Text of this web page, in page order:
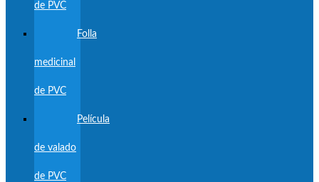
de PVC
Folla
medicinal
de PVC
Película
de valado
de PVC